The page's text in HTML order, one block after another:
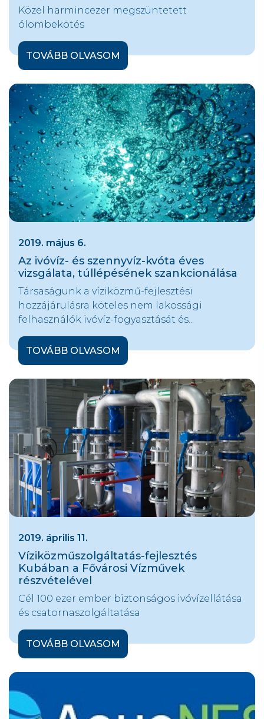
Közel harmincezer megszüntetett
ólombekötés
TOVÁBB OLVASOM
2019. május 6.
Az ivóvíz- és szennyvíz-kvóta éves
vizsgálata, túllépésének szankcionálása
Társaságunk a víziközmű-fejlesztési
hozzájárulásra köteles nem lakossági
felhasználók ivóvíz-fogyasztását és...
TOVÁBB OLVASOM
2019. április 11.
Víziközműszolgáltatás-fejlesztés
Kubában a Fővárosi Vízművek
részvételével
Cél 100 ezer ember biztonságos ivóvízellátása
és csatornaszolgáltatása
TOVÁBB OLVASOM